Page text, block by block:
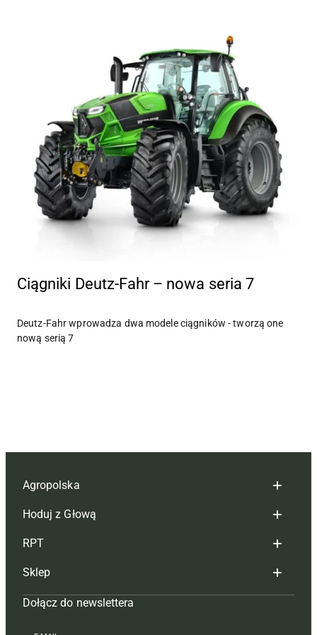
Ciągniki Deutz-Fahr – nowa seria 7
Deutz-Fahr wprowadza dwa modele ciągników - tworzą one
nową serią 7
Agropolska
Redakcja
Reklama
Tagi
Mapa serwisu
Hoduj z Głową
Hoduj z głową bydło
Hoduj z głową świnie
Prenumerata
RPT
Redakcja
Prenumerata
Sklep
Czasopisma i prenumerata
Dołącz do newslettera